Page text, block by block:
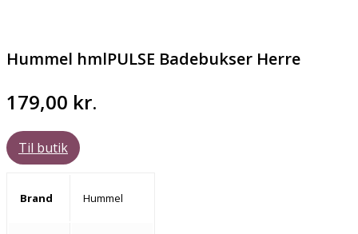
Hummel hmlPULSE Badebukser Herre
179,00 kr.
Til butik
Brand Hummel